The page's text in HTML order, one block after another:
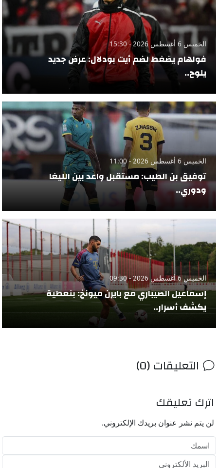
الخميس 6 أغسطس 2026 - 15:30
فولهام يضغط لضم أيت بودلال: عرض جديد
يلوح..
الخميس 6 أغسطس 2026 - 11:00
توفيق بن الطيب: مستقبل واعد بين الليغا
ودوري..
الخميس 6 أغسطس 2026 - 09:30
إسماعيل الصيباري مع بايرن ميونخ: بنعطية
يكشف أسرار..
التعليقات (0)
اترك تعليقك
لن يتم نشر عنوان بريدك الإلكتروني.